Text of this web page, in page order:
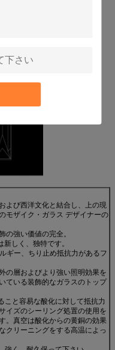
よび西洋文化と結合し、上の現
モザイク・ガラス デザイナーの
の強い価値の完全。
しく、独特です。
ギー、ちり止め抵抗力があるフ
の層およびより強い照明効果を
ている装飾的なガラスのトップ
こと容易な酸化に対して抵抗力
イズのシーリング処置の使用を
。真空は酸化からの黄銅の効果
クリーニングをする高温によっ